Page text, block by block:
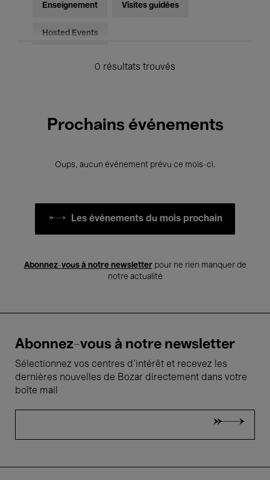
Enseignement Visites guidées
Hosted Events
0 résultats trouvés
Prochains événements
Oups, aucun événement prévu ce mois-ci.
Les événements du mois prochain
Abonnez-vous à notre newsletterpour ne rien manquer de
notre actualité
Abonnez-vous à notre newsletter
Sélectionnez vos centres d'intérêt et recevez les
dernières nouvelles de Bozar directement dans votre
boîte mail